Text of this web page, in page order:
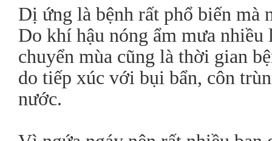
Dị ứng là bệnh rất phổ biến
Do khí hậu nóng ẩm mưa
chuyển mùa cũng là thời gian
do tiếp xúc với bụi bẩn, côn
nước.